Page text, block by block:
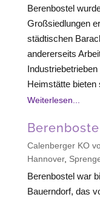
Berenbostel
Großsiedlungen
städtischen
andererseits
Heimstätte bieten
Weiterlesen...
Calenberger KO
Hannover,
Berenbostel war
Bauerndorf, das